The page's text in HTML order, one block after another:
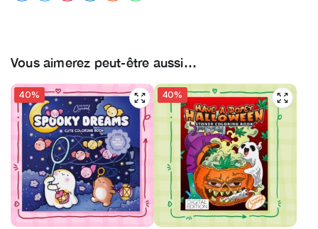
Vous aimerez peut-être aussi…
40% 40%